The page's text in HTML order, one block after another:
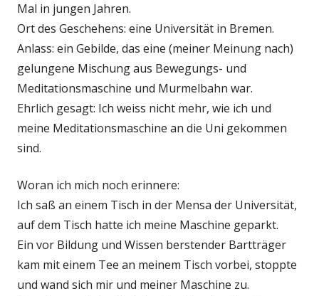
Mal in jungen Jahren.
Ort des Geschehens: eine Universität in Bremen.
Anlass: ein Gebilde, das eine (meiner Meinung nach)
gelungene Mischung aus Bewegungs- und
Meditationsmaschine und Murmelbahn war.
Ehrlich gesagt: Ich weiss nicht mehr, wie ich und
meine Meditationsmaschine an die Uni gekommen
sind.
Woran ich mich noch erinnere:
Ich saß an einem Tisch in der Mensa der Universität,
auf dem Tisch hatte ich meine Maschine geparkt.
Ein vor Bildung und Wissen berstender Bartträger
kam mit einem Tee an meinem Tisch vorbei, stoppte
und wand sich mir und meiner Maschine zu.